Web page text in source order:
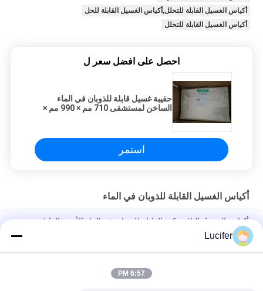
أكياس الغسيل القابلة للتحلل,أكياس الغسيل القابلة للحل
أكياس الغسيل القابلة للتحلل
احصل على افضل سعر ل
حقيبة غسيل قابلة للذوبان في الماء
الساخن لمستشفى 710 مم × 990 مم ×
استمر
أكياس الغسيل القابلة للذوبان في الماء
أكياس الغسيل البلاستيكية القابلة للذوبان في الماء الأحمر القابل
للتصرف للطب / المستشفى
حقيبة الغسيل القابلة للذوبان في الماء PVA القابل للتصرف ، أكياس
Lucifer
6:57 PM